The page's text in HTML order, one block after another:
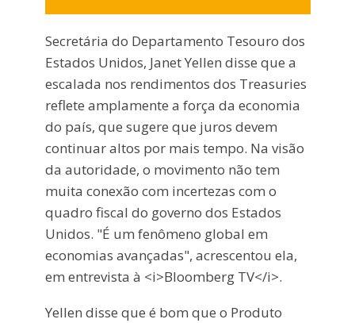
Secretária do Departamento Tesouro dos
Estados Unidos, Janet Yellen disse que a
escalada nos rendimentos dos Treasuries
reflete amplamente a força da economia
do país, que sugere que juros devem
continuar altos por mais tempo. Na visão
da autoridade, o movimento não tem
muita conexão com incertezas com o
quadro fiscal do governo dos Estados
Unidos. "É um fenômeno global em
economias avançadas", acrescentou ela,
em entrevista à <i>Bloomberg TV</i>.
Yellen disse que é bom que o Produto